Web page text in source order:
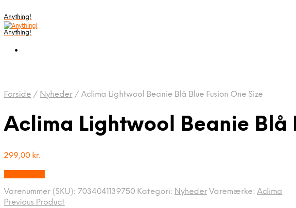
Anything!
Anything!
Forside / Nyheder / Aclima Lightwool Beanie Blå Blue Fusion One Size
Aclima Lightwool Beanie Blå
299,00 kr.
Varenummer (SKU): 7034041139750 Kategori: Nyheder Varemærke: Aclima
Previous Product